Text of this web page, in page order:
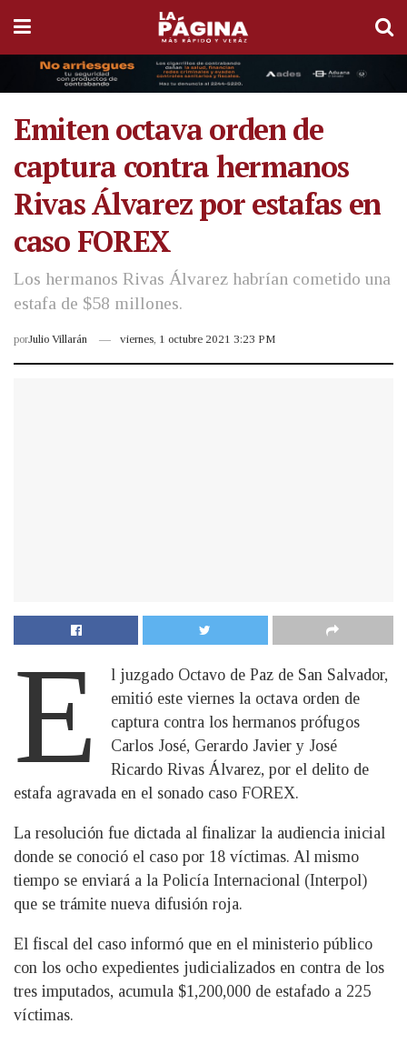
Emiten octava orden de
captura contra hermanos
Rivas Álvarez por estafas en
caso FOREX
Los hermanos Rivas Álvarez habrían cometido una
estafa de $58 millones.
porJulio Villarán viernes, 1 octubre 2021 3:23 PM
E
l juzgado Octavo de Paz de San Salvador,
emitió este viernes la octava orden de
captura contra los hermanos prófugos
Carlos José, Gerardo Javier y José
Ricardo Rivas Álvarez, por el delito de
estafa agravada en el sonado caso FOREX.
La resolución fue dictada al finalizar la audiencia inicial
donde se conoció el caso por 18 víctimas. Al mismo
tiempo se enviará a la Policía Internacional (Interpol)
que se trámite nueva difusión roja.
El fiscal del caso informó que en el ministerio público
con los ocho expedientes judicializados en contra de los
tres imputados, acumula $1,200,000 de estafado a 225
víctimas.